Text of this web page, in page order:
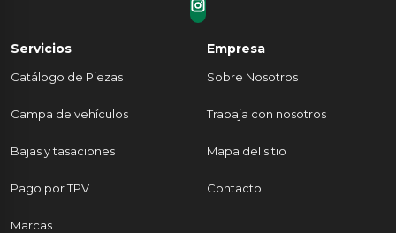
Servicios
Catálogo de Piezas
Campa de vehículos
Bajas y tasaciones
Pago por TPV
Marcas
Empresa
Sobre Nosotros
Trabaja con nosotros
Mapa del sitio
Contacto